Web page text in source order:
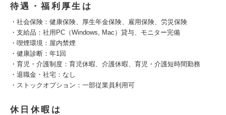
待遇・福利厚生は
・社会保険：健康保険、厚生年金保険、雇用保険、労災保険
・支給品：社用PC（Windows, Mac）貸与、モニター完備
・喫煙環境：屋内禁煙
・健康診断：年1回
・育児・介護制度：育児休暇、介護休暇、育児・介護短時間勤務
・退職金・社宅：なし
・ストックオプション：一部従業員利用可
休日休暇は